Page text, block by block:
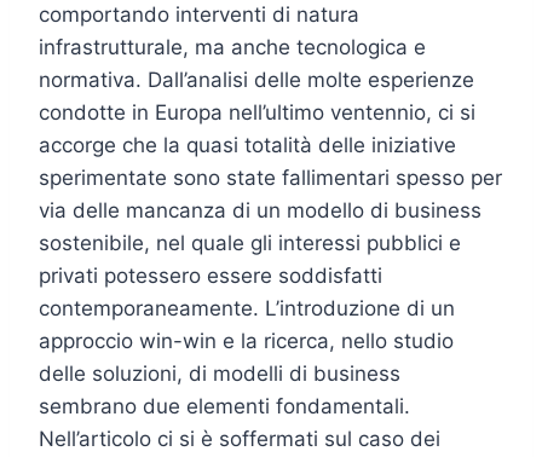
comportando interventi di natura
infrastrutturale, ma anche tecnologica e
normativa. Dall’analisi delle molte esperienze
condotte in Europa nell’ultimo ventennio, ci si
accorge che la quasi totalità delle iniziative
sperimentate sono state fallimentari spesso per
via delle mancanza di un modello di business
sostenibile, nel quale gli interessi pubblici e
privati potessero essere soddisfatti
contemporaneamente. L’introduzione di un
approccio win-win e la ricerca, nello studio
delle soluzioni, di modelli di business
sembrano due elementi fondamentali.
Nell’articolo ci si è soffermati sul caso dei